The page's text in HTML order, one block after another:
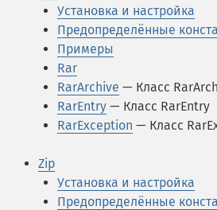
Установка и настройка
Предопределённые
Примеры
Rar
RarArchive — Класс
RarEntry — Класс RarEntry
RarException — Класс
Zip
Установка и настройка
Предопределённые